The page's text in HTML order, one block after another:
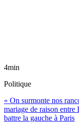
4min
Politique
« On surmonte nos
mariage de raison
battre la gauche à Paris